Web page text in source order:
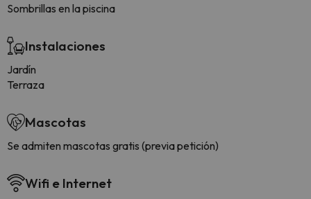
Sombrillas en la piscina
Instalaciones
Jardín
Terraza
Mascotas
Se admiten mascotas gratis (previa petición)
Wifi e Internet